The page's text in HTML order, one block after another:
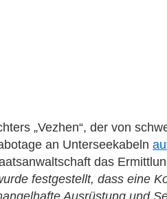
„Vezhen“, der von
an Unterseekabeln
das
festgestellt, dass eine
Ausrüstung und